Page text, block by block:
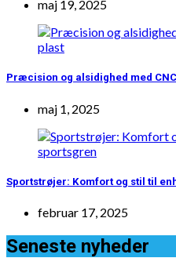
maj 19, 2025
Præcision og alsidighed med
maj 1, 2025
Sportstrøjer: Komfort og stil til
februar 17, 2025
Seneste nyheder